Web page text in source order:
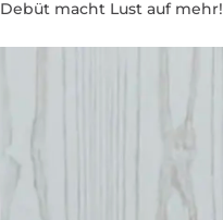
macht Lust auf mehr!